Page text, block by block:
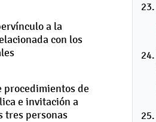
a la
con los
procedimientos de
e invitación a
tres personas